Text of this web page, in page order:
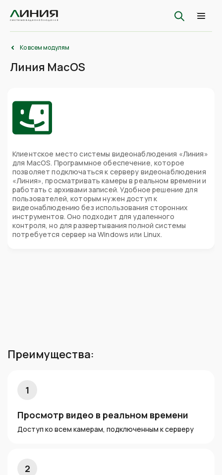
Ко всем модулям
Линия MacOS
Клиентское место системы видеонаблюдения «Линия»
для MacOS. Программное обеспечение, которое
позволяет подключаться к серверу видеонаблюдения
«Линия», просматривать камеры в реальном времени и
работать с архивами записей. Удобное решение для
пользователей, которым нужен доступ к
видеонаблюдению без использования сторонних
инструментов. Оно подходит для удаленного
контроля, но для развертывания полной системы
потребуется сервер на Windows или Linux.
Преимущества:
1
Просмотр видео в реальном времени
Доступ ко всем камерам, подключенным к серверу
2